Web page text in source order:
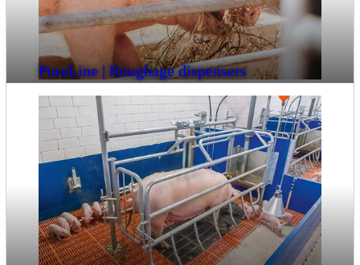
PureLine | Roughage dispensers